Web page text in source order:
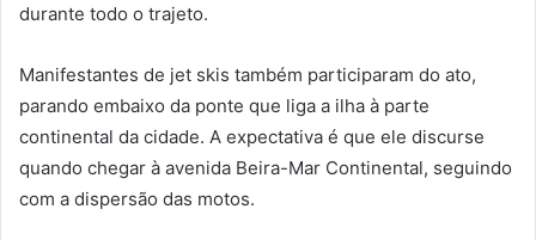
durante todo o trajeto.
Manifestantes de jet skis também participaram do ato,
parando embaixo da ponte que liga a ilha à parte
continental da cidade. A expectativa é que ele discurse
quando chegar à avenida Beira-Mar Continental, seguindo
com a dispersão das motos.